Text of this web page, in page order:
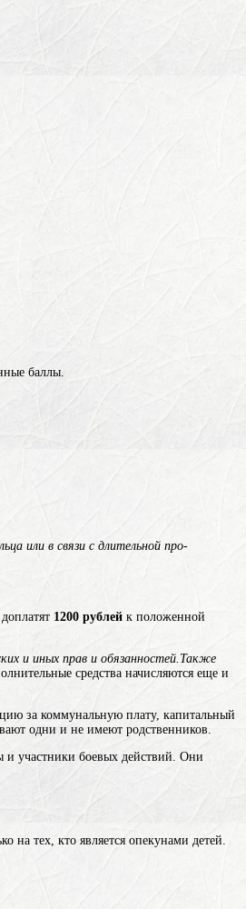
баллы.
или в связи с длительной про­
1200 рублей к положенной
и иных прав и обязанностей.Также
средства начисляются еще и
за коммунальную плату, капитальный
одни и не имеют родственников.
участники боевых действий. Они
на тех, кто является опекунами детей.